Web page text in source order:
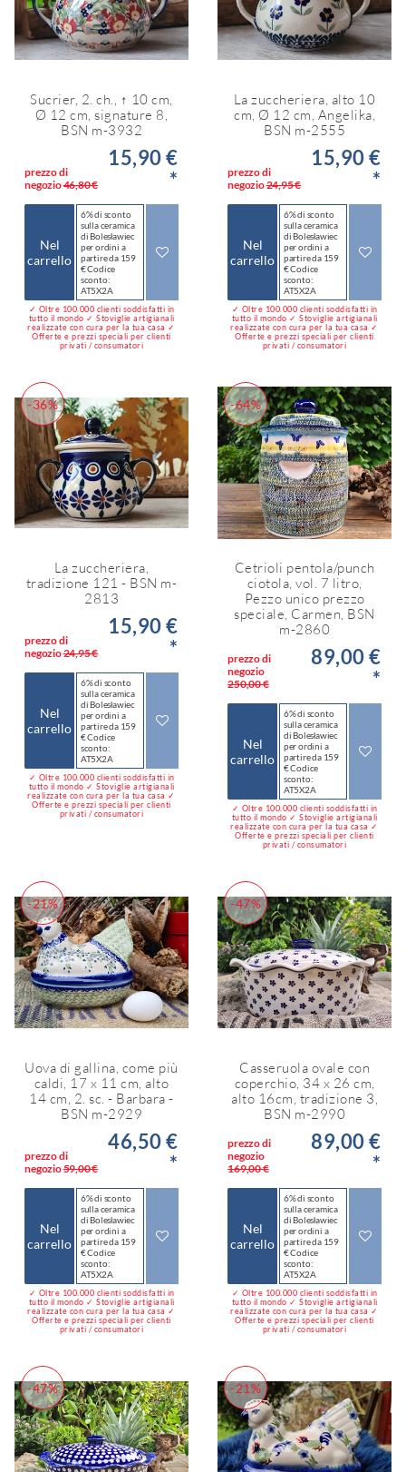
Sucrier, 2. ch., ↑ 10 cm,
Ø 12 cm, signature 8,
BSN m-3932
prezzo di
negozio46,80 €
15,90 €
*
Nel
carrello
6% di sconto
sulla ceramica
di Bolesławiec
per ordini a
partire da 159
€ Codice
sconto:
AT5X2A
✓ Oltre 100.000 clienti soddisfatti in
tutto il mondo ✓ Stoviglie artigianali
realizzate con cura per la tua casa ✓
Offerte e prezzi speciali per clienti
privati / consumatori
La zuccheriera, alto 10
cm, Ø 12 cm, Angelika,
BSN m-2555
prezzo di
negozio24,95 €
15,90 €
*
Nel
carrello
6% di sconto
sulla ceramica
di Bolesławiec
per ordini a
partire da 159
€ Codice
sconto:
AT5X2A
✓ Oltre 100.000 clienti soddisfatti in
tutto il mondo ✓ Stoviglie artigianali
realizzate con cura per la tua casa ✓
Offerte e prezzi speciali per clienti
privati / consumatori
-36%
La zuccheriera,
tradizione 121 - BSN m-
2813
prezzo di
negozio24,95 €
15,90 €
*
Nel
carrello
6% di sconto
sulla ceramica
di Bolesławiec
per ordini a
partire da 159
€ Codice
sconto:
AT5X2A
✓ Oltre 100.000 clienti soddisfatti in
tutto il mondo ✓ Stoviglie artigianali
realizzate con cura per la tua casa ✓
Offerte e prezzi speciali per clienti
privati / consumatori
-64%
Cetrioli pentola/punch
ciotola, vol. 7 litro,
Pezzo unico prezzo
speciale, Carmen, BSN
m-2860
prezzo di
negozio
250,00 €
89,00 €
*
Nel
carrello
6% di sconto
sulla ceramica
di Bolesławiec
per ordini a
partire da 159
€ Codice
sconto:
AT5X2A
✓ Oltre 100.000 clienti soddisfatti in
tutto il mondo ✓ Stoviglie artigianali
realizzate con cura per la tua casa ✓
Offerte e prezzi speciali per clienti
privati / consumatori
-21%
Uova di gallina, come più
caldi, 17 x 11 cm, alto
14 cm, 2. sc. - Barbara -
BSN m-2929
prezzo di
negozio59,00 €
46,50 €
*
Nel
carrello
6% di sconto
sulla ceramica
di Bolesławiec
per ordini a
partire da 159
€ Codice
sconto:
AT5X2A
✓ Oltre 100.000 clienti soddisfatti in
tutto il mondo ✓ Stoviglie artigianali
realizzate con cura per la tua casa ✓
Offerte e prezzi speciali per clienti
privati / consumatori
-47%
Casseruola ovale con
coperchio, 34 x 26 cm,
alto 16cm, tradizione 3,
BSN m-2990
prezzo di
negozio
169,00 €
89,00 €
*
Nel
carrello
6% di sconto
sulla ceramica
di Bolesławiec
per ordini a
partire da 159
€ Codice
sconto:
AT5X2A
✓ Oltre 100.000 clienti soddisfatti in
tutto il mondo ✓ Stoviglie artigianali
realizzate con cura per la tua casa ✓
Offerte e prezzi speciali per clienti
privati / consumatori
-47% -21%